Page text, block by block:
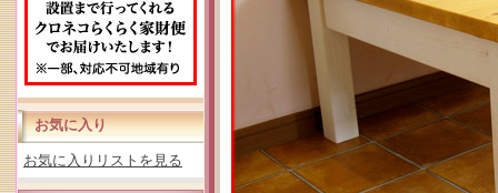
お気に入り
お気に入りリストを見る